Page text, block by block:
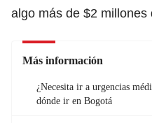
algo más de $2 millones
Más información
¿Necesita ir a urgencias
dónde ir en Bogotá